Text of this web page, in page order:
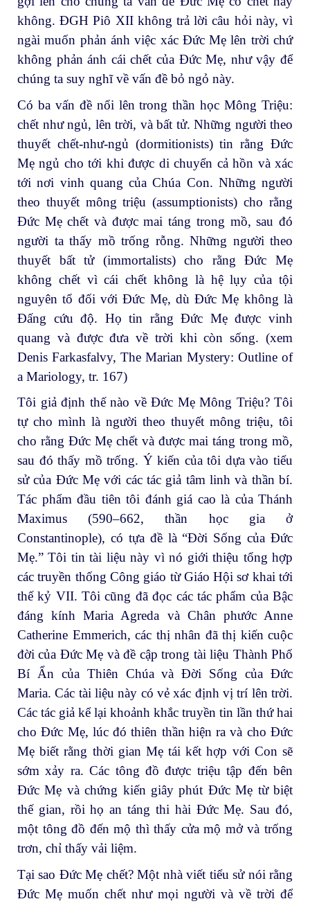
không. ĐGH Piô XII không trả lời câu hỏi này, vì
ngài muốn phản ánh việc xác Đức Mẹ lên trời chứ
không phản ánh cái chết của Đức Mẹ, như vậy để
chúng ta suy nghĩ về vấn đề bỏ ngỏ này.
Có ba vấn đề nổi lên trong thần học Mông Triệu:
chết như ngủ, lên trời, và bất tử. Những người theo
thuyết chết-như-ngủ (dormitionists) tin rằng Đức
Mẹ ngủ cho tới khi được di chuyển cả hồn và xác
tới nơi vinh quang của Chúa Con. Những người
theo thuyết mông triệu (assumptionists) cho rằng
Đức Mẹ chết và được mai táng trong mồ, sau đó
người ta thấy mồ trống rỗng. Những người theo
thuyết bất tử (immortalists) cho rằng Đức Mẹ
không chết vì cái chết không là hệ lụy của tội
nguyên tổ đối với Đức Mẹ, dù Đức Mẹ không là
Đấng cứu độ. Họ tin rằng Đức Mẹ được vinh
quang và được đưa về trời khi còn sống. (xem
Denis Farkasfalvy, The Marian Mystery: Outline of
a Mariology, tr. 167)
Tôi giả định thế nào về Đức Mẹ Mông Triệu? Tôi
tự cho mình là người theo thuyết mông triệu, tôi
cho rằng Đức Mẹ chết và được mai táng trong mồ,
sau đó thấy mồ trống. Ý kiến của tôi dựa vào tiểu
sử của Đức Mẹ với các tác giả tâm linh và thần bí.
Tác phẩm đầu tiên tôi đánh giá cao là của Thánh
Maximus (590–662, thần học gia ở
Constantinople), có tựa đề là “Đời Sống của Đức
Mẹ.” Tôi tin tài liệu này vì nó giới thiệu tổng hợp
các truyền thống Công giáo từ Giáo Hội sơ khai tới
thế kỷ VII. Tôi cũng đã đọc các tác phẩm của Bậc
đáng kính Maria Agreda và Chân phước Anne
Catherine Emmerich, các thị nhân đã thị kiến cuộc
đời của Đức Mẹ và đề cập trong tài liệu Thành Phố
Bí Ẩn của Thiên Chúa và Đời Sống của Đức
Maria. Các tài liệu này có vẻ xác định vị trí lên trời.
Các tác giả kể lại khoảnh khắc truyền tin lần thứ hai
cho Đức Mẹ, lúc đó thiên thần hiện ra và cho Đức
Mẹ biết rằng thời gian Mẹ tái kết hợp với Con sẽ
sớm xảy ra. Các tông đồ được triệu tập đến bên
Đức Mẹ và chứng kiến giây phút Đức Mẹ từ biệt
thế gian, rồi họ an táng thi hài Đức Mẹ. Sau đó,
một tông đồ đến mộ thì thấy cửa mộ mở và trống
trơn, chỉ thấy vải liệm.
Tại sao Đức Mẹ chết? Một nhà viết tiểu sử nói rằng
Đức Mẹ muốn chết như mọi người và về trời để